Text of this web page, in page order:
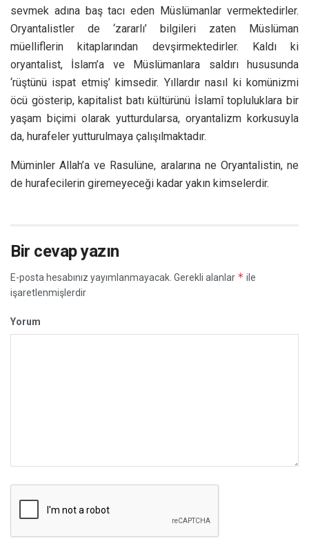
sevmek adına baş tacı eden Müslümanlar vermektedirler.
Oryantalistler de ‘zararlı’ bilgileri zaten Müslüman
müelliflerin kitaplarından devşirmektedirler. Kaldı ki
oryantalist, İslam’a ve Müslümanlara saldırı hususunda
‘rüştünü ispat etmiş’ kimsedir. Yıllardır nasıl ki komünizmi
öcü gösterip, kapitalist batı kültürünü İslamî topluluklara bir
yaşam biçimi olarak yutturdularsa, oryantalizm korkusuyla
da, hurafeler yutturulmaya çalışılmaktadır.
Müminler Allah’a ve Rasulüne, aralarına ne Oryantalistin, ne
de hurafecilerin giremeyeceği kadar yakın kimselerdir.
Bir cevap yazın
E-posta hesabınız yayımlanmayacak. Gerekli alanlar * ile
işaretlenmişlerdir
Yorum